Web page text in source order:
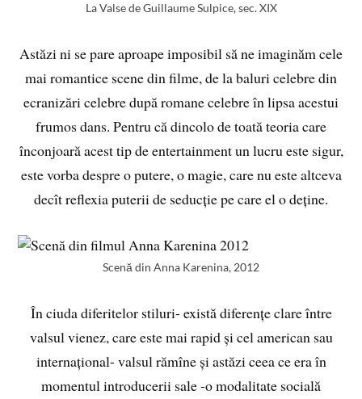
La Valse de Guillaume Sulpice, sec. XIX
Astăzi ni se pare aproape imposibil să ne imaginăm cele
mai romantice scene din filme, de la baluri celebre din
ecranizări celebre după romane celebre în lipsa acestui
frumos dans. Pentru că dincolo de toată teoria care
înconjoară acest tip de entertainment un lucru este sigur,
este vorba despre o putere, o magie, care nu este altceva
decît reflexia puterii de seducție pe care el o deține.
Scenă din Anna Karenina, 2012
În ciuda diferitelor stiluri- există diferențe clare între
valsul vienez, care este mai rapid și cel american sau
internațional- valsul rămîne și astăzi ceea ce era în
momentul introducerii sale -o modalitate socială